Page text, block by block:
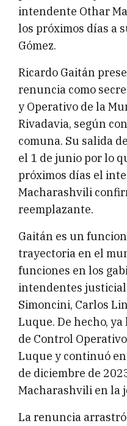
intendente Othar
los próximos días a
Gómez.
Ricardo Gaitán
renuncia como
y Operativo de la
Rivadavia, según
comuna. Su salida
el 1 de junio por lo
próximos días el
Macharashvili
reemplazante.
Gaitán es un
trayectoria en el
funciones en los
intendentes
Simoncini, Carlos
Luque. De hecho,
de Control
Luque y continuó
de diciembre de
Macharashvili en la
La renuncia